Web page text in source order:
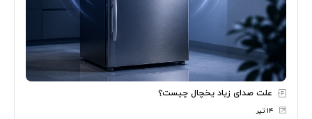
علت صدای زیاد یخچال چیست؟
۱۴ تیر